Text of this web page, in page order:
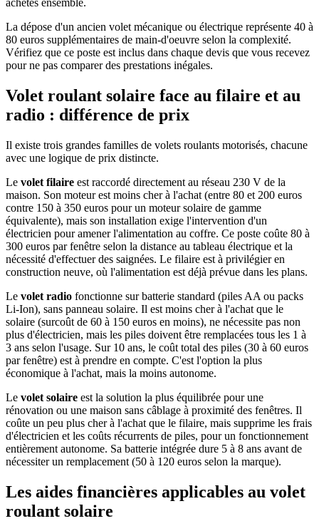
La dépose d'un ancien volet mécanique ou électrique représente 40 à
80 euros supplémentaires de main-d'oeuvre selon la complexité.
Vérifiez que ce poste est inclus dans chaque devis que vous recevez
pour ne pas comparer des prestations inégales.
Volet roulant solaire face au filaire et au
radio : différence de prix
Il existe trois grandes familles de volets roulants motorisés, chacune
avec une logique de prix distincte.
Le volet filaire est raccordé directement au réseau 230 V de la
maison. Son moteur est moins cher à l'achat (entre 80 et 200 euros
contre 150 à 350 euros pour un moteur solaire de gamme
équivalente), mais son installation exige l'intervention d'un
électricien pour amener l'alimentation au coffre. Ce poste coûte 80 à
300 euros par fenêtre selon la distance au tableau électrique et la
nécessité d'effectuer des saignées. Le filaire est à privilégier en
construction neuve, où l'alimentation est déjà prévue dans les plans.
Le volet radio fonctionne sur batterie standard (piles AA ou packs
Li-Ion), sans panneau solaire. Il est moins cher à l'achat que le
solaire (surcoût de 60 à 150 euros en moins), ne nécessite pas non
plus d'électricien, mais les piles doivent être remplacées tous les 1 à
3 ans selon l'usage. Sur 10 ans, le coût total des piles (30 à 60 euros
par fenêtre) est à prendre en compte. C'est l'option la plus
économique à l'achat, mais la moins autonome.
Le volet solaire est la solution la plus équilibrée pour une
rénovation ou une maison sans câblage à proximité des fenêtres. Il
coûte un peu plus cher à l'achat que le filaire, mais supprime les frais
d'électricien et les coûts récurrents de piles, pour un fonctionnement
entièrement autonome. Sa batterie intégrée dure 5 à 8 ans avant de
nécessiter un remplacement (50 à 120 euros selon la marque).
Les aides financières applicables au volet
roulant solaire